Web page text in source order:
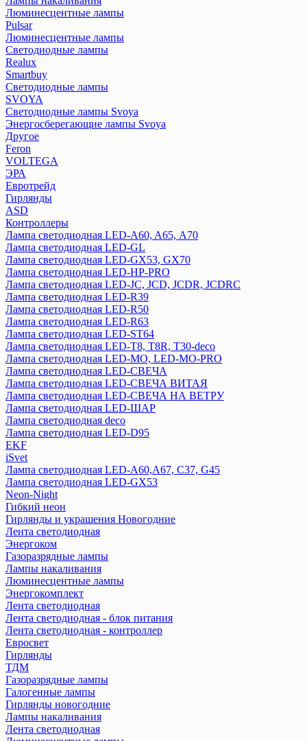
Люминесцентные лампы
Pulsar
Люминесцентные лампы
Светодиодные лампы
Realux
Smartbuy
Светодиодные лампы
SVOYA
Светодиодные лампы Svoya
Энергосберегающие лампы Svoya
Другое
Feron
VOLTEGA
ЭРА
Евротрейд
Гирлянды
ASD
Контроллеры
Лампа светодиодная LED-A60, A65, А70
Лампа светодиодная LED-GL
Лампа светодиодная LED-GX53, GX70
Лампа светодиодная LED-HP-PRO
Лампа светодиодная LED-JC, JCD, JCDR, JCDRC
Лампа светодиодная LED-R39
Лампа светодиодная LED-R50
Лампа светодиодная LED-R63
Лампа светодиодная LED-ST64
Лампа светодиодная LED-T8, T8R, T30-deco
Лампа светодиодная LED-МО, LED-MO-PRO
Лампа светодиодная LED-СВЕЧА
Лампа светодиодная LED-СВЕЧА ВИТАЯ
Лампа светодиодная LED-СВЕЧА НА ВЕТРУ
Лампа светодиодная LED-ШАР
Лампа светодиодная deco
Лампа светодиодная LED-D95
EKF
iSvet
Лампа светодиодная LED-A60,A67, C37, G45
Лампа светодиодная LED-GX53
Neon-Night
Гибкий неон
Гирлянды и украшения Новогодние
Лента светодиодная
Энергоком
Газоразрядные лампы
Лампы накаливания
Люминесцентные лампы
Энергокомплект
Лента светодиодная
Лента светодиодная - блок питания
Лента светодиодная - контроллер
Евросвет
Гирлянды
ТДМ
Газоразрядные лампы
Галогенные лампы
Гирлянды новогодние
Лампы накаливания
Лента светодиодная